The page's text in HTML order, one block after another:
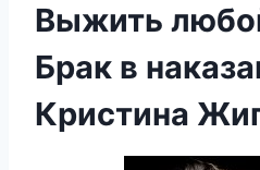
Выжить
Брак в
Кристина